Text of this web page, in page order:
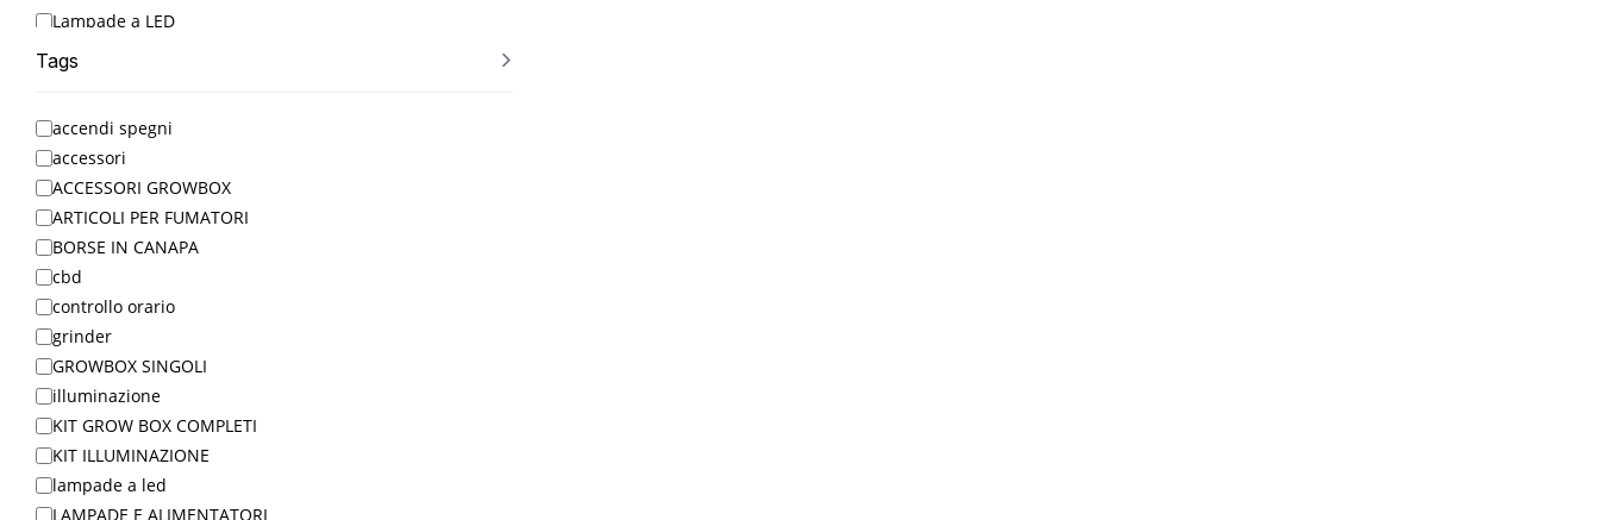
Lampade a LED
Lampade e Alimentatori
MENO DI 30€
OLII
PIÙ VENDUTI
Riflettori
SEMI
SEMI AUTOFIORENTI
SEMI FEMMINIZZATI
TERRICCIO
Timers
Uncategorized
VASI
Ventilazione
Tags
accendi spegni
accessori
ACCESSORI GROWBOX
ARTICOLI PER FUMATORI
BORSE IN CANAPA
cbd
controllo orario
grinder
GROWBOX SINGOLI
illuminazione
KIT GROW BOX COMPLETI
KIT ILLUMINAZIONE
lampade a led
LAMPADE E ALIMENTATORI